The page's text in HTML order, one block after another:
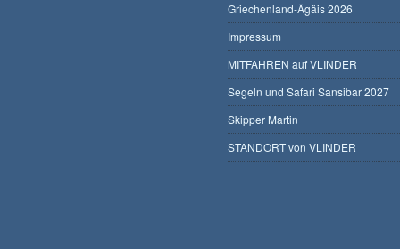
Griechenland-Ägäis 2026
Impressum
MITFAHREN auf VLINDER
Segeln und Safari Sansibar 2027
Skipper Martin
STANDORT von VLINDER